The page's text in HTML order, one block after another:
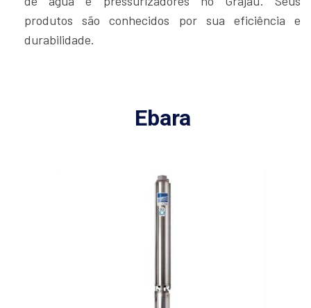
produtos são conhecidos por sua eficiência e
durabilidade.
Ebara